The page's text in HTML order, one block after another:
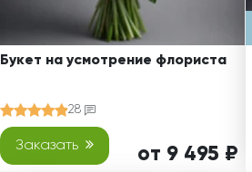
Букет на усмотрение флориста
28
Заказать от 9 495 ₽